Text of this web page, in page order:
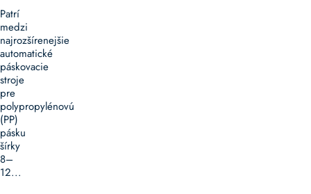
Patrí
medzi
najrozšírenejšie
automatické
páskovacie
stroje
pre
polypropylénovú
(PP)
pásku
šírky
8–
12...